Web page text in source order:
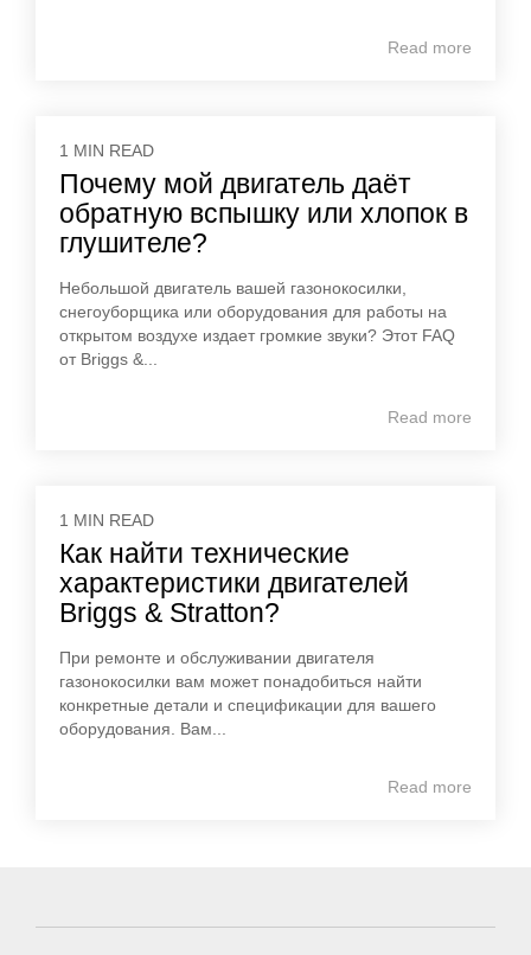
Read more
1 MIN READ
Почему мой двигатель даёт
обратную вспышку или хлопок в
глушителе?
Небольшой двигатель вашей газонокосилки,
снегоуборщика или оборудования для работы на
открытом воздухе издает громкие звуки? Этот FAQ
от Briggs &...
Read more
1 MIN READ
Как найти технические
характеристики двигателей
Briggs & Stratton?
При ремонте и обслуживании двигателя
газонокосилки вам может понадобиться найти
конкретные детали и спецификации для вашего
оборудования. Вам...
Read more